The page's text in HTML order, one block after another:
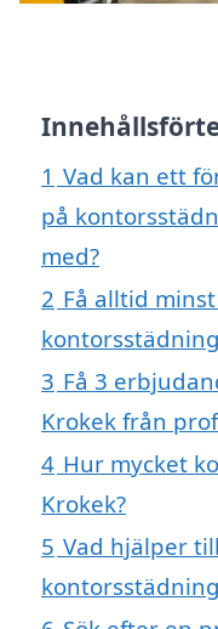
1 Vad kan ett
på
med?
2 Få alltid
3 Få 3
Krokek från
4 Hur mycket
Krokek?
5 Vad hjälper